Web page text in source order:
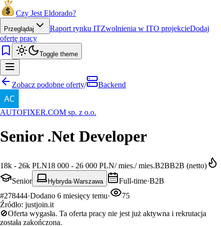
Czy Jest Eldorado?
Przeglądaj Raport rynku ITZwolnienia w ITO projekcieDodaj
ofertę pracy
Toggle theme
Zobacz podobne oferty/ Backend
AUTOFIXER.COM sp. z o.o.
Senior .Net Developer
18k - 26k PLN18 000 - 26 000 PLN/mies./mies.B2BB2B (netto)
Senior
Hybryda·Warszawa Full-time·B2B
#278444·Dodano 6 miesięcy temu·
75
Źródło: justjoin.it
🚫Oferta wygasła. Ta oferta pracy nie jest już aktywna i rekrutacja
została zakończona.